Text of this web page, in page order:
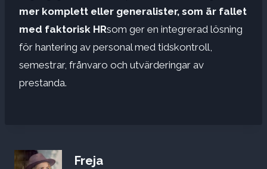
mer komplett eller generalister, som är fallet
med faktorisk HRsom ger en integrerad lösning
för hantering av personal med tidskontroll,
semestrar, frånvaro och utvärderingar av
prestanda.
Freja